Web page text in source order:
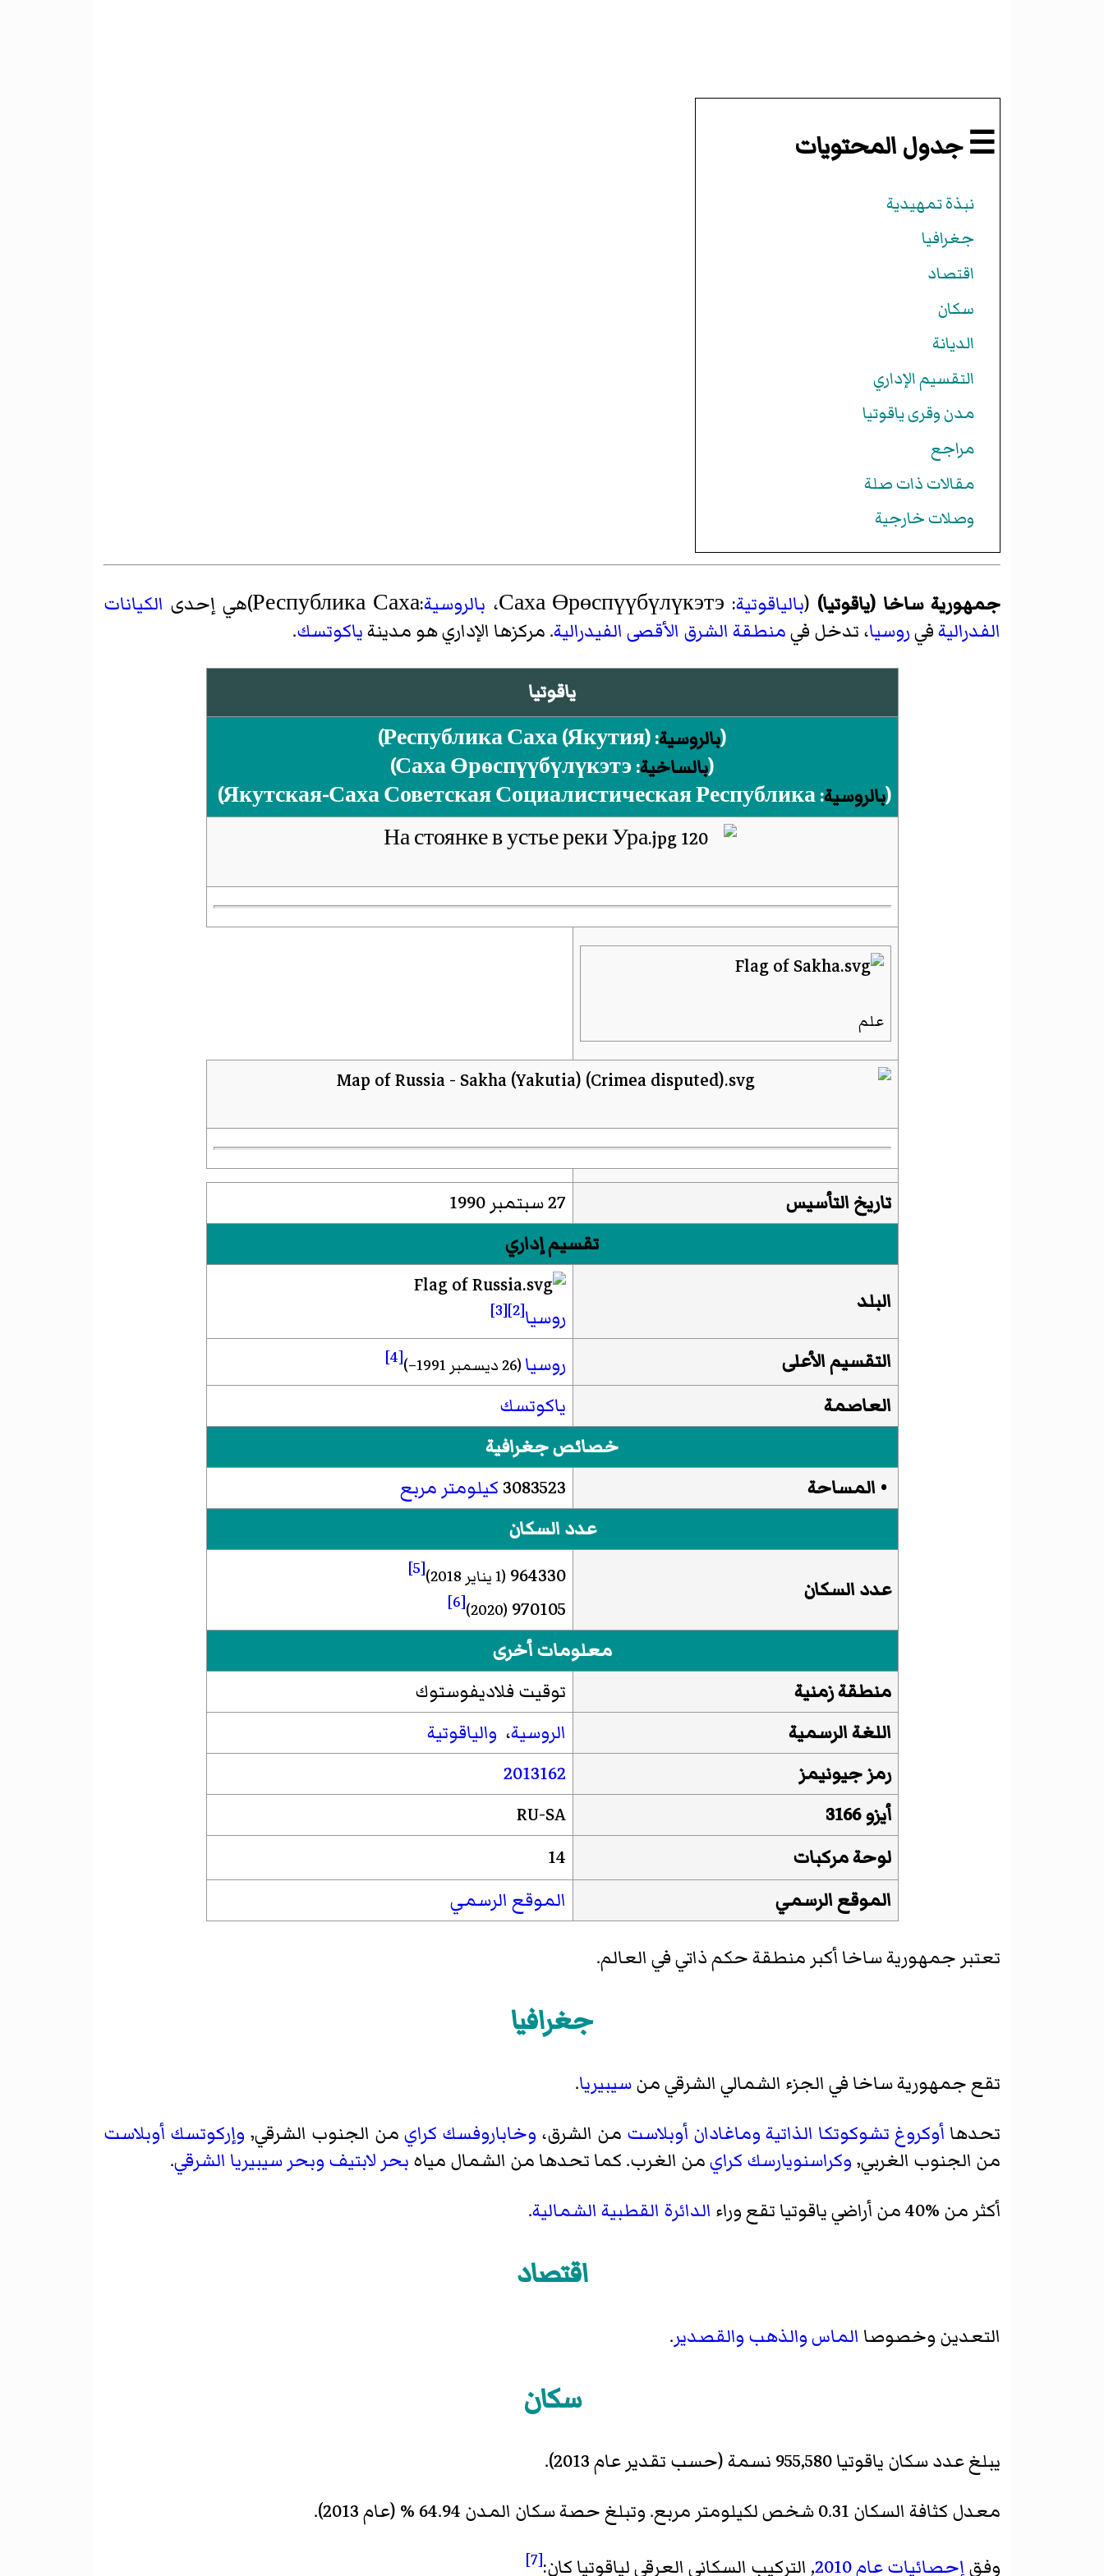
☰ جدول المحتويات
نبذة تمهيدية
جغرافيا
اقتصاد
سكان
الديانة
التقسيم الإداري
مدن وقرى ياقوتيا
مراجع
مقالات ذات صلة
وصلات خارجية
جمهورية ساخا (ياقوتيا) (بالياقوتية: Саха Өрөспүүбүлүкэтэ، بالروسية:Республика Саха)هي إحدى
الكيانات
الفدراليةفيروسيا، تدخل فيمنطقة الشرق الأقصى الفيدرالية. مركزها الإداري هو مدينةياكوتسك.
ياقوتيا
(بالروسية:
Республика Саха (Якутия)
)‏
(بالساخية:
Саха Өрөспүүбүлүкэтэ
)‏
(بالروسية:
Якутская-Саха Советская Социалистическая Республика
)‏
علم
تاريخ التأسيس
27 سبتمبر 1990
تقسيم إداري
البلد
روسيا[2]
[3]
التقسيم الأعلى روسيا (26 ديسمبر 1991–) [4]
العاصمة
ياكوتسك
خصائص جغرافية
• المساحة
3083523 كيلومتر مربع
عدد السكان
عدد السكان
964330 (1 يناير 2018) [5]
970105
(2020)
[6]
معلومات أخرى
منطقة زمنية
توقيت فلاديفوستوك
اللغة الرسمية
الروسية، والياقوتية
رمز جيونيمز
2013162
أيزو 3166
RU-SA
لوحة مركبات
14
الموقع الرسمي
الموقع الرسمي
تعتبر جمهورية ساخا أكبر منطقة حكم ذاتي في العالم.
جغرافيا
تقع جمهورية ساخا في الجزء الشمالي الشرقي منسيبيريا.
تحدها أوكروغ تشوكوتكا الذاتية وماغادان أوبلاست من الشرق، وخاباروفسك كرايمن الجنوب الشرقي٬ وإركوتسك أوبلاست
من الجنوب الغربي٬ وكراسنويارسك كرايمن الغرب. كما تحدها من الشمال مياه بحر لابتيف وبحر سيبيريا الشرقي.
أكثر من %40 من أراضي ياقوتيا تقع وراء
الدائرة القطبية الشمالية.
اقتصاد
التعدين وخصوصا الماسوالذهب والقصدير.
سكان
يبلغ عدد سكان ياقوتيا 955,580 نسمة (حسب تقدير عام 2013).
معدل كثافة السكان 0.31 شخص لكيلومتر مربع. وتبلغ حصة سكان المدن 64.94 % (عام 2013).
وفقإحصائيات عام 2010 , التركيب السكاني العرقي لياقوتيا كان:[7]